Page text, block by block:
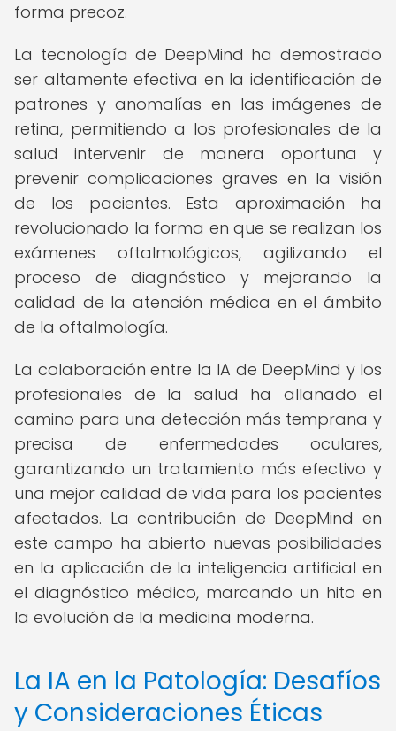
forma precoz.
La tecnología de DeepMind ha demostrado
ser altamente efectiva en la identificación de
patrones y anomalías en las imágenes de
retina, permitiendo a los profesionales de la
salud intervenir de manera oportuna y
prevenir complicaciones graves en la visión
de los pacientes. Esta aproximación ha
revolucionado la forma en que se realizan los
exámenes oftalmológicos, agilizando el
proceso de diagnóstico y mejorando la
calidad de la atención médica en el ámbito
de la oftalmología.
La colaboración entre la IA de DeepMind y los
profesionales de la salud ha allanado el
camino para una detección más temprana y
precisa de enfermedades oculares,
garantizando un tratamiento más efectivo y
una mejor calidad de vida para los pacientes
afectados. La contribución de DeepMind en
este campo ha abierto nuevas posibilidades
en la aplicación de la inteligencia artificial en
el diagnóstico médico, marcando un hito en
la evolución de la medicina moderna.
La IA en la Patología: Desafíos
y Consideraciones Éticas